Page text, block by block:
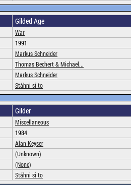
Gilded Age
War
1991
Markus Schneider
Thomas Bechert & Michael...
Markus Schneider
Stáhni si to
Gilder
Miscellaneous
1984
Alan Keyser
(Unknown)
(None)
Stáhni si to